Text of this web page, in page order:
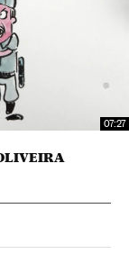
07:27